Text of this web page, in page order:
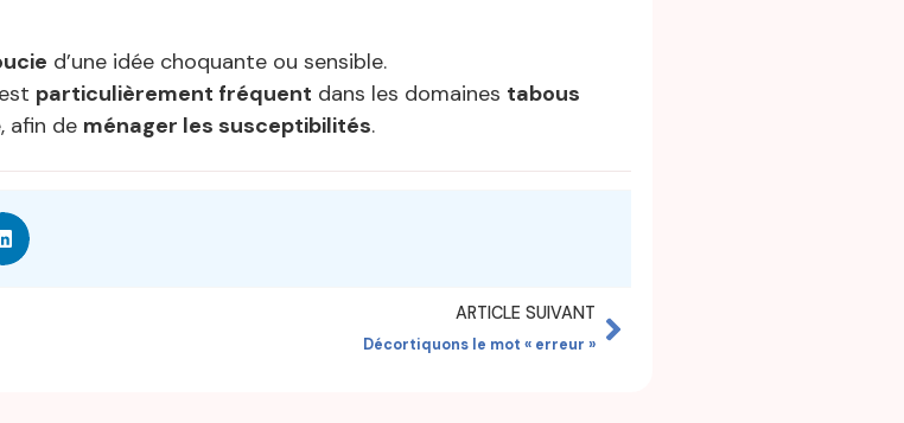
d’une idée choquante ou sensible.
particulièrement fréquent dans les domaines tabous
afin de ménager les susceptibilités.
ARTICLE SUIVANT
Décortiquons le mot « erreur »